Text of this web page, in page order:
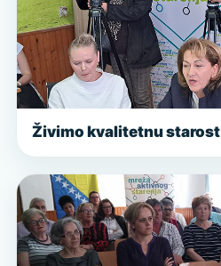
Živimo kvalitetnu starost